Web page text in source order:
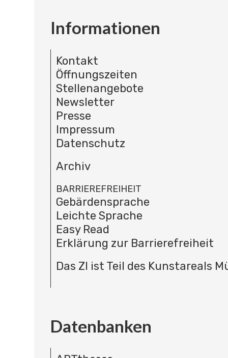
Informationen
Kontakt
Öffnungszeiten
Stellenangebote
Newsletter
Presse
Impressum
Datenschutz
Archiv
BARRIEREFREIHEIT
Gebärdensprache
Leichte Sprache
Easy Read
Erklärung zur Barrierefreiheit
Das ZI ist Teil des Kunstareals
Datenbanken